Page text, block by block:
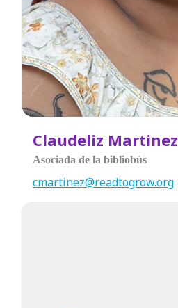
Claudeliz Martinez
Asociada de la bibliobús
cmartinez@readtogrow.org